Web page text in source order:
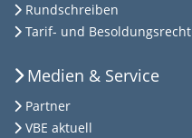
Rundschreiben
Tarif- und Besoldungsrecht
Medien & Service
Partner
VBE aktuell